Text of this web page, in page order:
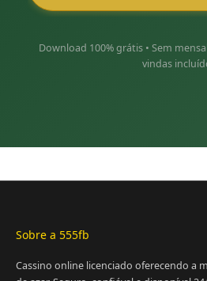
Download 100% grátis • Sem
vindas
Sobre a 555fb
Cassino online licenciado oferecendo a